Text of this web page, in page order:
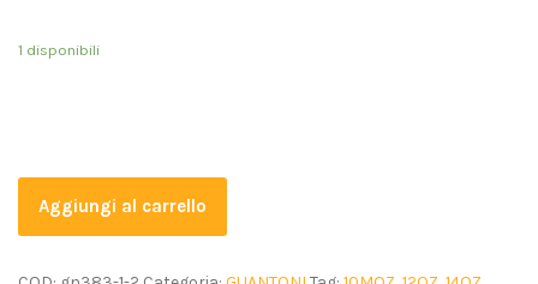
1 disponibili
Aggiungi al carrello